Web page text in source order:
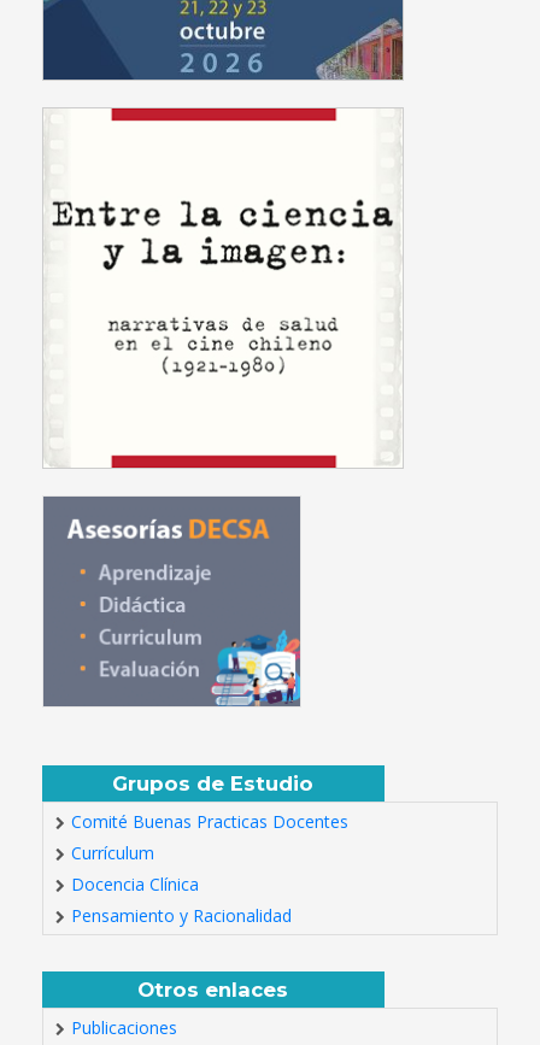
Grupos de Estudio
Comité Buenas Practicas Docentes
Currículum
Docencia Clínica
Pensamiento y Racionalidad
Otros enlaces
Publicaciones